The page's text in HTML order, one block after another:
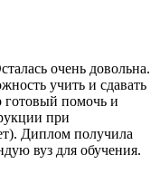
очень довольна.
учить и сдавать
готовый помочь и
при
Диплом получила
вуз для обучения.